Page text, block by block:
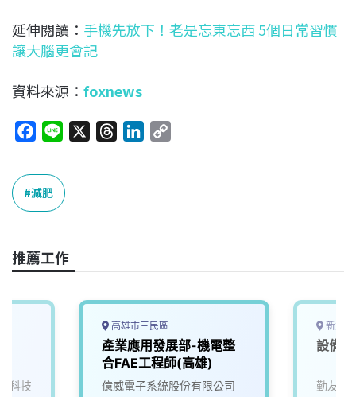
延伸閱讀： 手機先放下！老是忘東忘西 5個日常習慣
讓大腦更會記
資料來源： foxnews
c
e
b
o
k
e
n
k
減肥
推薦工作
科技
高雄市三民區
產業應用發展部-機電整
合FAE工程師(高雄)
億威電子系統股份有限公司
新北
設備
勤友企